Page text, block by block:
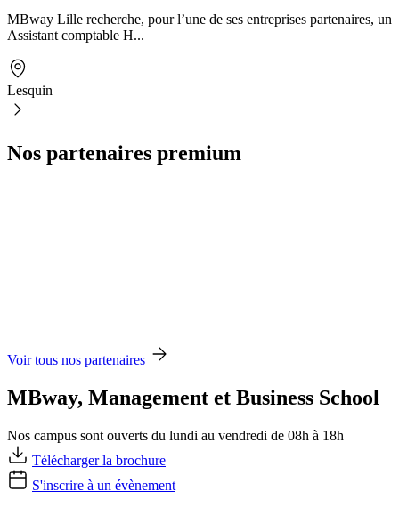
MBway Lille recherche, pour l’une de ses entreprises partenaires, un
Assistant comptable H...
Lesquin
Nos partenaires premium
Voir tous nos partenaires
MBway, Management et Business School
Nos campus sont ouverts du lundi au vendredi de 08h à 18h
Télécharger la brochure
S'inscrire à un évènement